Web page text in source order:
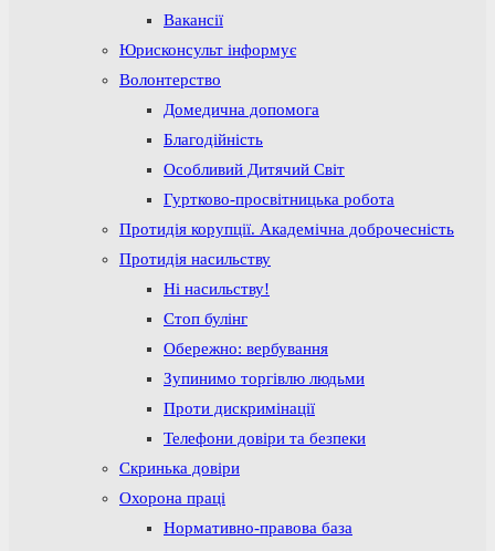
Вакансії
Юрисконсульт інформує
Волонтерство
Домедична допомога
Благодійність
Особливий Дитячий Світ
Гуртково-просвітницька робота
Протидія корупції. Академічна доброчесність
Протидія насильству
Ні насильству!
Стоп булінг
Обережно: вербування
Зупинимо торгівлю людьми
Проти дискримінації
Телефони довіри та безпеки
Скринька довіри
Охорона праці
Нормативно-правова база